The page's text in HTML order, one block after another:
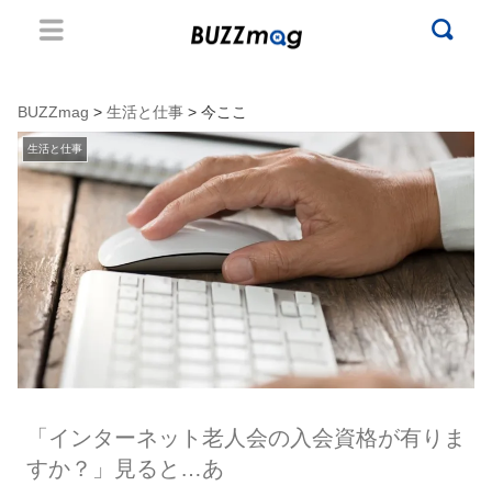
BUZZmag > 生活と仕事 > 今ここ
生活と仕事
「インターネット老人会の入会資格が有りま
すか？」見ると…あ